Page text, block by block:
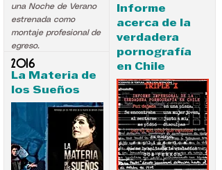
una Noche de Verano
estrenada como
montaje profesional de
egreso.
2016
La Materia de
los Sueños
Informe
acerca de la
verdadera
pornografía
en Chile